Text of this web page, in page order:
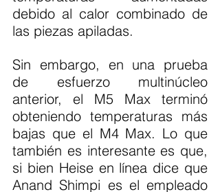
debido al calor combinado de
las piezas apiladas.
Sin embargo, en una prueba
de esfuerzo multinúcleo
anterior, el M5 Max terminó
obteniendo temperaturas más
bajas que el M4 Max. Lo que
también es interesante es que,
si bien Heise en línea dice que